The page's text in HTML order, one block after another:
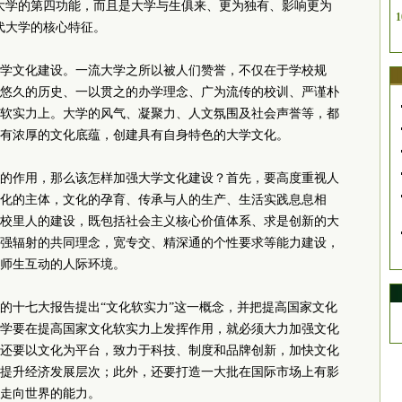
的第四功能，而且是大学与生俱来、更为独有、影响更为
学的核心特征。
文化建设。一流大学之所以被人们赞誉，不仅在于学校规
久的历史、一以贯之的办学理念、广为流传的校训、严谨朴
实力上。大学的风气、凝聚力、人文氛围及社会声誉等，都
浓厚的文化底蕴，创建具有自身特色的大学文化。
作用，那么该怎样加强大学文化建设？首先，要高度重视人
的主体，文化的孕育、传承与人的生产、生活实践息息相
里人的建设，既包括社会主义核心价值体系、求是创新的大
辐射的共同理念，宽专交、精深通的个性要求等能力建设，
生互动的人际环境。
十七大报告提出“文化软实力”这一概念，并把提高国家文化
要在提高国家文化软实力上发挥作用，就必须大力加强文化
要以文化为平台，致力于科技、制度和品牌创新，加快文化
升经济发展层次；此外，还要打造一大批在国际市场上有影
向世界的能力。